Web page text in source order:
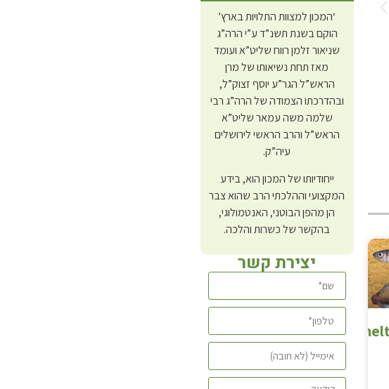
‘המכון למצוות התלויות בארץ’
הוקם בשנת תשנ”ד ע”י הרה”ג
שניאור זלמן רווח שליט”א ועומד
מאז תחת נשיאותו של מרן
הראש”ל הגר”ע יוסף זצוק”ל,
ובהדרכתו הצמודה של הרה”ג רבי
שלמה משה עמאר שליט”א
הראש”ל והרב הראשי לירושלים
עיה”ק.
ייחודיותו של המכון הוא, בידע
המקצועי וההלכתי הרב שהוא צבר
הן מהפן הבוטני, האנטמולוגי,
בהקשר של כשרות והלכה.
יצירת קשר